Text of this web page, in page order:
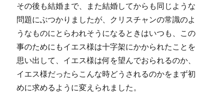
その後も結婚まで、また結婚してからも同じような
問題にぶつかりましたが、クリスチャンの常識のよ
うなものにとらわれそうになるときはいつも、この
事のためにもイエス様は十字架にかかられたことを
思い出して、イエス様は何を望んでおられるのか、
イエス様だったらこんな時どうされるのかをまず初
めに求めるように変えられました。